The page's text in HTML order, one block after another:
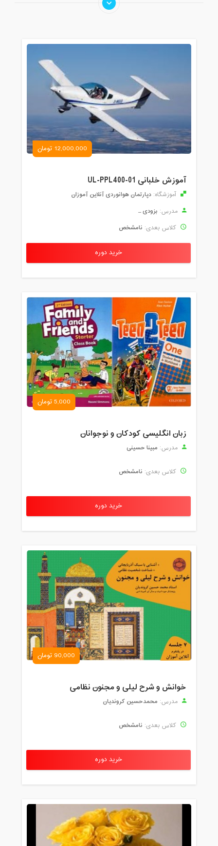
12,000,000 تومان
آموزش خلبانی UL-PPL400-01
آموزشگاه: دپارتمان هوانوردی آنلاین آموزان
مدرس: بزودی ...
کلاس بعدی: نامشخص
خرید دوره
5,000 تومان
زبان انگلیسی کودکان و نوجوانان
مدرس: مبینا حسینی
کلاس بعدی: نامشخص
خرید دوره
90,000 تومان
خوانش و شرح لیلی و مجنون نظامی
مدرس: محمدحسین کروندیان
کلاس بعدی: نامشخص
خرید دوره